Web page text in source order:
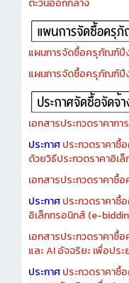
ประกาศมาตรกา
ตะวันออกกลาง
แผนการจัดซื้อครุภัณฑ์
แผนการจัดซื้อครุภัณฑ์
เอกสารประกวดราคา
ประกาศ ประกวดราคา
ด้วยวิธีประกวดราคาอิเ
เอกสารประกวดราคา
ประกาศประกวดราคาซื้
อิเล็กทรอนิกส์ (e-
เอกสารประกวดราคา
และ AI อัจฉริยะ เพื่อปร